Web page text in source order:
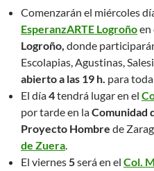
Comenzarán el miércoles
EsperanzARTE Logroñoen
Logroño, donde
Escolapias, Agustinas,
abierto a las 19 h. para
El día4tendrá lugar en el
por tarde en laComunidad
Proyecto Hombre de
de Zuera.
El viernes5será en el Col.